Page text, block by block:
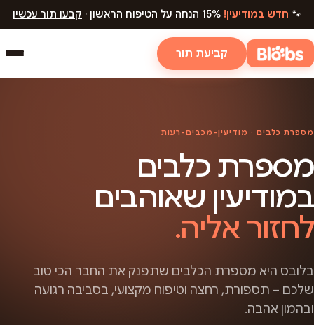
🐾 חדש במודיעין! קבעו תור עכשיו
קביעת תור
מספרת כלבים · מודיעין-מכבים-רעות
מספרת כלבים
במודיעין שאוהבים
לחזור אליה.
בלובס היא מספרת הכלבים שתפנק את החבר הכי טוב
שלכם – תספורת, רחצה וטיפוח מקצועי, בסביבה רגועה
ובהמון אהבה.